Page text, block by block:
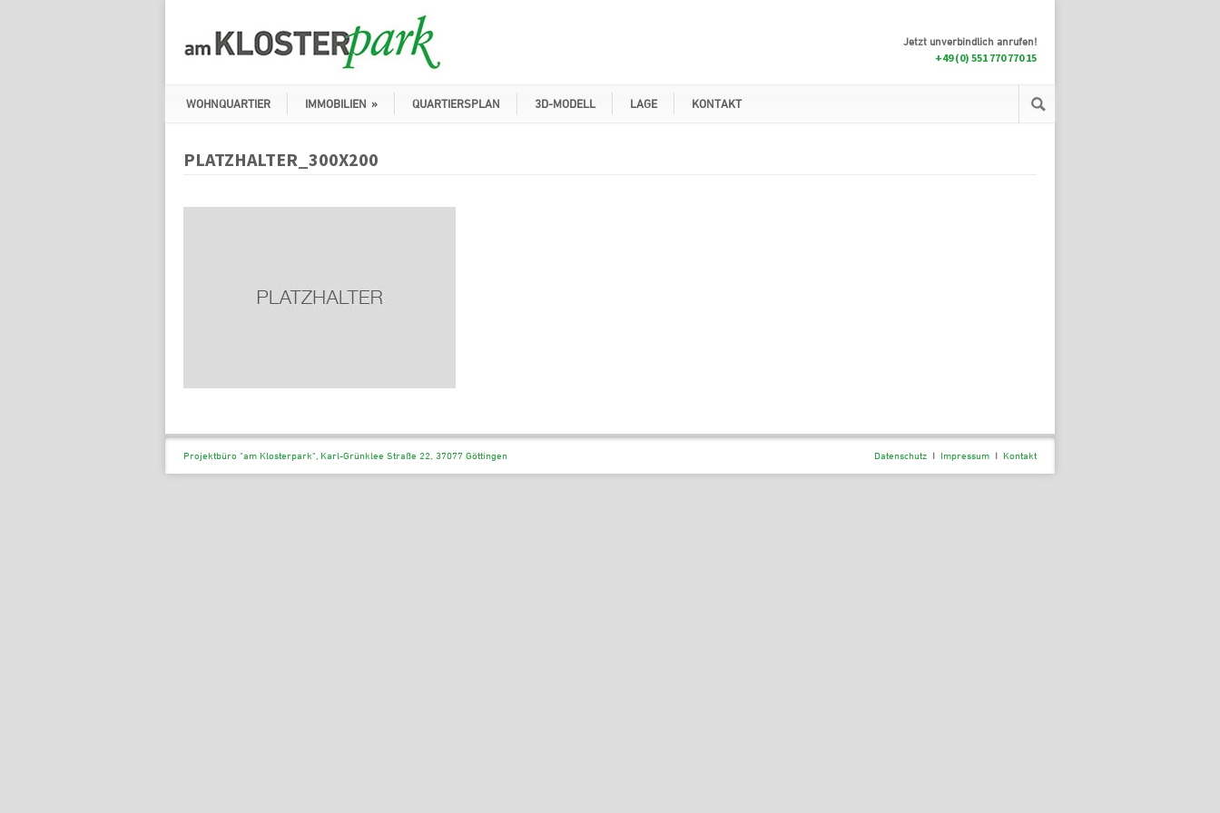
Jetzt unverbindlich anrufen!
+49 (0) 551 770 770 15
WOHNQUARTIER IMMOBILIEN » QUARTIERSPLAN 3D-MODELL LAGE KONTAKT
PLATZHALTER_300X200
Projektbüro "am Klosterpark", Karl-Grünklee Straße 22, 37077 Göttingen Datenschutz I Impressum I Kontakt